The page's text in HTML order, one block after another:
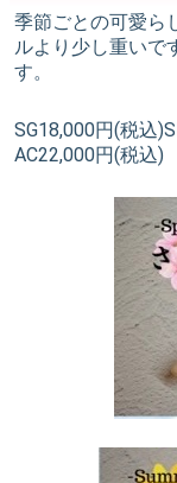
季節ごとの可愛ら
ルより少し重いで
す。
SG18,000円(税込
AC22,000円(税込)